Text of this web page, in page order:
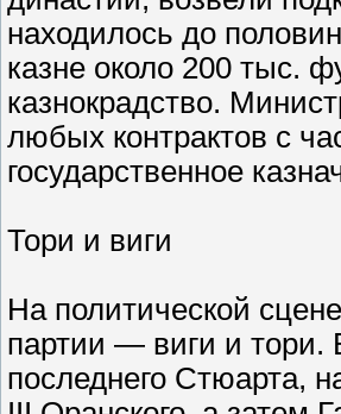
находилось до
казне около 200 тыс.
казнокрадство.
любых контрактов с
государственное
Тори и виги
На политической
партии — виги и тори.
последнего Стюарта,